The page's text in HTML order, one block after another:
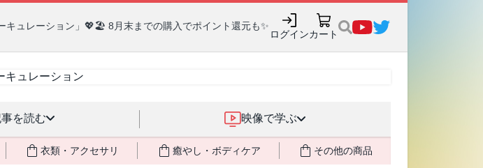
キュレーション」💖🏖️ 8月末までの購入でポイント還元も✨
ログインカート
を読む 映像で学ぶ
衣類・アクセサリ 癒やし・ボディケア その他の商品